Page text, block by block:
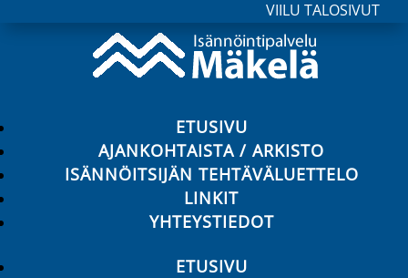
VIILU TALOSIVUT
ETUSIVU
AJANKOHTAISTA / ARKISTO
ISÄNNÖITSIJÄN TEHTÄVÄLUETTELO
LINKIT
YHTEYSTIEDOT
ETUSIVU